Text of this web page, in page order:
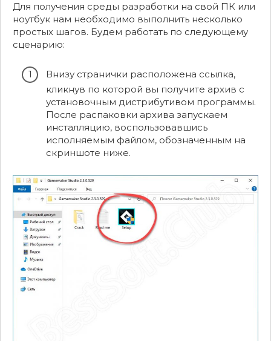
Для получения среды разработки на свой ПК или
ноутбук нам необходимо выполнить несколько
простых шагов. Будем работать по следующему
сценарию:
Внизу странички расположена ссылка,
кликнув по которой вы получите архив с
установочным дистрибутивом программы.
После распаковки архива запускаем
инсталляцию, воспользовавшись
исполняемым файлом, обозначенным на
скриншоте ниже.